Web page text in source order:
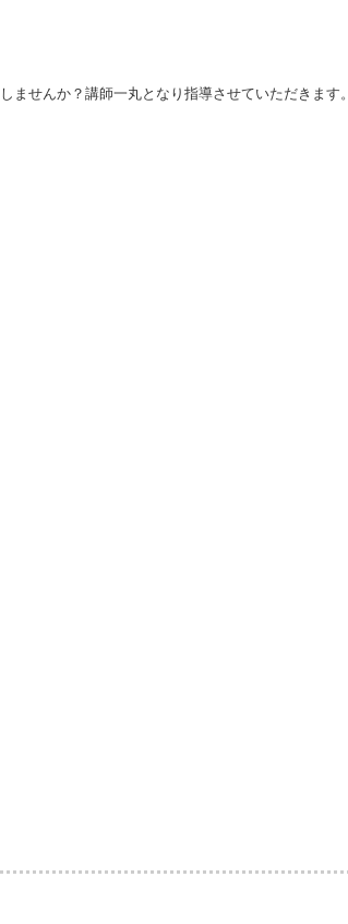
。
せんか？講師一丸となり指導させていただきます。